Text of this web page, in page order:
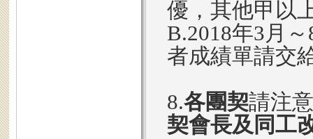
優，其他甲以
B.2018年3月
者成績單請交
8.各團契請注
契會長及同工